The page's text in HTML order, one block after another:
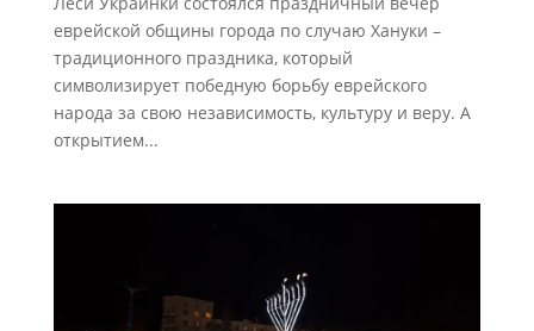
еврейской общины города по случаю Хануки –
традиционного праздника, который
символизирует победную борьбу еврейского
народа за свою независимость, культуру и веру. А
открытием...